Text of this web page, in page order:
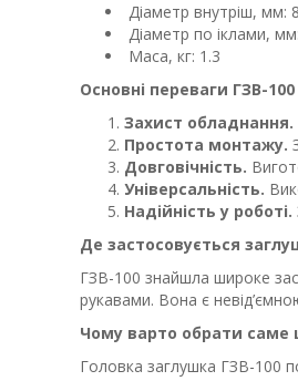
Діаметр внутріш, мм:
Діаметр по іклами,
Маса, кг: 1.3
Основні переваги ГЗВ-100
Захист обладнання.
Простота монтажу.
Довговічність.
Універсальність.
Надійність у роботі.
Де застосовується
ГЗВ-100 знайшла широке
рукавами. Вона є
Чому варто обрати
Головка заглушка ГЗВ-100